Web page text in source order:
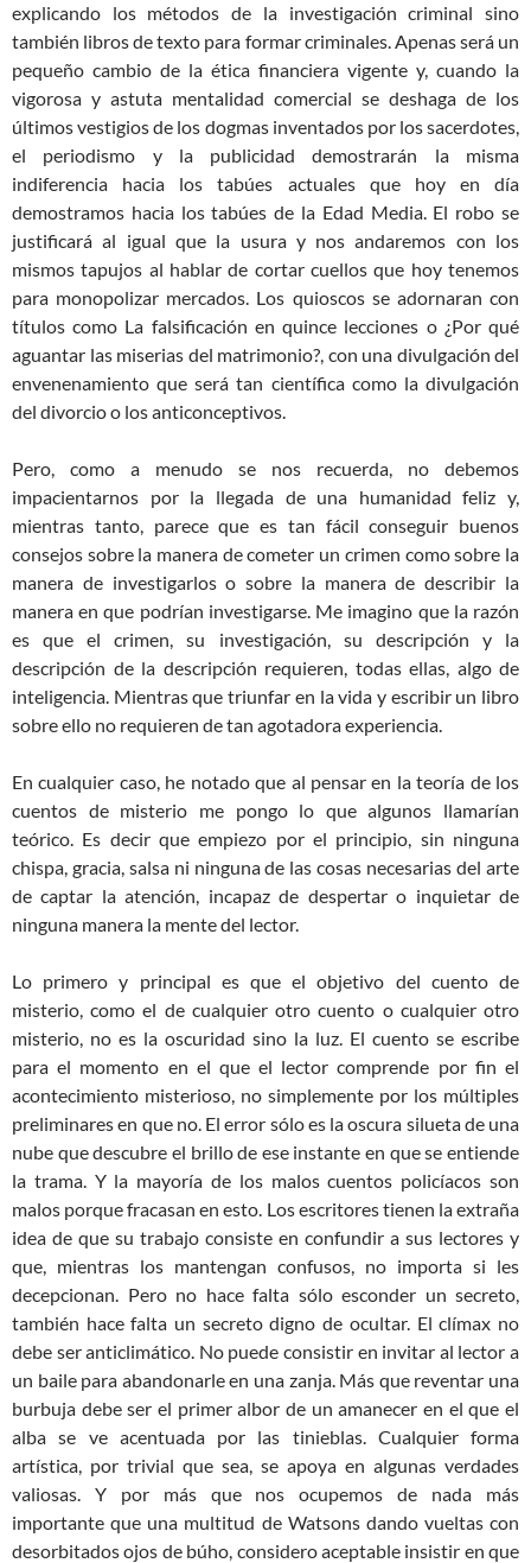
explicando los métodos de la investigación criminal sino
también libros de texto para formar criminales. Apenas será un
pequeño cambio de la ética financiera vigente y, cuando la
vigorosa y astuta mentalidad comercial se deshaga de los
últimos vestigios de los dogmas inventados por los sacerdotes,
el periodismo y la publicidad demostrarán la misma
indiferencia hacia los tabúes actuales que hoy en día
demostramos hacia los tabúes de la Edad Media. El robo se
justificará al igual que la usura y nos andaremos con los
mismos tapujos al hablar de cortar cuellos que hoy tenemos
para monopolizar mercados. Los quioscos se adornaran con
títulos como La falsificación en quince lecciones o ¿Por qué
aguantar las miserias del matrimonio?, con una divulgación del
envenenamiento que será tan científica como la divulgación
del divorcio o los anticonceptivos.
Pero, como a menudo se nos recuerda, no debemos
impacientarnos por la llegada de una humanidad feliz y,
mientras tanto, parece que es tan fácil conseguir buenos
consejos sobre la manera de cometer un crimen como sobre la
manera de investigarlos o sobre la manera de describir la
manera en que podrían investigarse. Me imagino que la razón
es que el crimen, su investigación, su descripción y la
descripción de la descripción requieren, todas ellas, algo de
inteligencia. Mientras que triunfar en la vida y escribir un libro
sobre ello no requieren de tan agotadora experiencia.
En cualquier caso, he notado que al pensar en la teoría de los
cuentos de misterio me pongo lo que algunos llamarían
teórico. Es decir que empiezo por el principio, sin ninguna
chispa, gracia, salsa ni ninguna de las cosas necesarias del arte
de captar la atención, incapaz de despertar o inquietar de
ninguna manera la mente del lector.
Lo primero y principal es que el objetivo del cuento de
misterio, como el de cualquier otro cuento o cualquier otro
misterio, no es la oscuridad sino la luz. El cuento se escribe
para el momento en el que el lector comprende por fin el
acontecimiento misterioso, no simplemente por los múltiples
preliminares en que no. El error sólo es la oscura silueta de una
nube que descubre el brillo de ese instante en que se entiende
la trama. Y la mayoría de los malos cuentos policíacos son
malos porque fracasan en esto. Los escritores tienen la extraña
idea de que su trabajo consiste en confundir a sus lectores y
que, mientras los mantengan confusos, no importa si les
decepcionan. Pero no hace falta sólo esconder un secreto,
también hace falta un secreto digno de ocultar. El clímax no
debe ser anticlimático. No puede consistir en invitar al lector a
un baile para abandonarle en una zanja. Más que reventar una
burbuja debe ser el primer albor de un amanecer en el que el
alba se ve acentuada por las tinieblas. Cualquier forma
artística, por trivial que sea, se apoya en algunas verdades
valiosas. Y por más que nos ocupemos de nada más
importante que una multitud de Watsons dando vueltas con
desorbitados ojos de búho, considero aceptable insistir en que